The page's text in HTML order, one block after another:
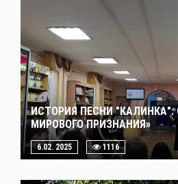
ИСТОРИЯ ПЕСНИ
МИРОВОГО ПРИЗНАНИЯ»
6.02. 2025 1116